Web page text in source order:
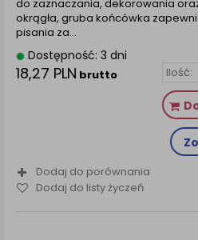
do zaznaczania, dekorowania
okrągła, gruba końcówka
pisania za...
Dostępność: 3 dni
18,27 PLN brutto
Dodaj do porównania
Dodaj do listy życzeń